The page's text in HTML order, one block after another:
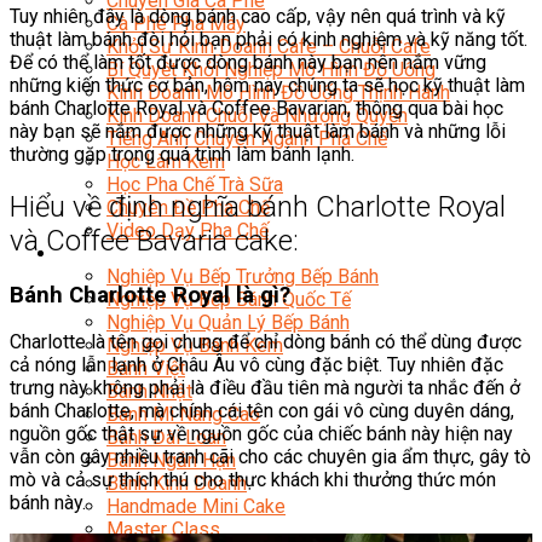
Nghiệp Vụ Bánh Kem Hiện Đại
Nghiệp Vụ Quản Lý
Bánh Kinh Doanh
Nghiệp Vụ Quản Lý Bếp Bánh
Handmade Mini Cake
Chương Trình Đào Tạo Master Class
Bí Quyết Kinh Doanh Và Vận Hành Mô Hình Bánh
Loading...
Cà Phê Pha Máy
Khởi Sự Kinh Doanh Cafe – Chuỗi Cafe
Bí Quyết Khởi Nghiệp Mô Hình Đồ Uống
Kinh Doanh Mô Hình Đồ Uống Thịnh Hành
Kinh Doanh Chuỗi Và Nhượng Quyền
Tiếng Anh Chuyên Ngành Pha Chế
Học Làm Kem
Học Pha Chế Trà Sữa
Chuyên Đề Pha Chế
Video Dạy Pha Chế
Làm Bánh
Nghiệp Vụ Bếp Trưởng Bếp Bánh
Nghiệp Vụ Bếp Bánh Quốc Tế
Nghiệp Vụ Quản Lý Bếp Bánh
Nghiệp Vụ Bánh Kem
Bánh Việt
Bánh Nhật
Bánh Mì Nâng Cao
Bánh Đài Loan
Bánh Ngắn Hạn
Bánh Kinh Doanh
Handmade Mini Cake
Master Class
Tuy nhiên đây là dòng bánh cao cấp, vậy nên quá trình và kỹ
thuật làm bánh đòi hỏi bạn phải có kinh nghiệm và kỹ năng tốt.
Để có thể làm tốt được dòng bánh này bạn nên nắm vững
những kiến thức cơ bản, hôm nay chúng ta sẽ học kỹ thuật làm
bánh Charlotte Royal và Coffee Bavarian, thông qua bài học
này bạn sẽ nắm được những kỹ thuật làm bánh và những lỗi
thường gặp trong quá trình làm bánh lạnh.
Hiểu về định nghĩa bánh Charlotte Royal
và Coffee Bavaria cake:
Bánh Charlotte Royal là gì?
Charlotte là tên gọi chung để chỉ dòng bánh có thể dùng được
cả nóng lẫn lạnh ở Châu Âu vô cùng đặc biệt. Tuy nhiên đặc
trưng này không phải là điều đầu tiên mà người ta nhắc đến ở
bánh Charlotte, mà chính cái tên con gái vô cùng duyên dáng,
nguồn gốc thật sự về nguồn gốc của chiếc bánh này hiện nay
vẫn còn gây nhiều tranh cãi cho các chuyên gia ẩm thực, gây tò
mò và cả sự thích thú cho thực khách khi thưởng thức món
bánh này.